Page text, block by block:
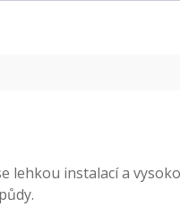
lehkou instalací a